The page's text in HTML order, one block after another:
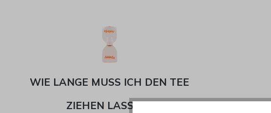
WIE LANGE MUSS ICH DEN TEE
ZIEHEN LASSEN?